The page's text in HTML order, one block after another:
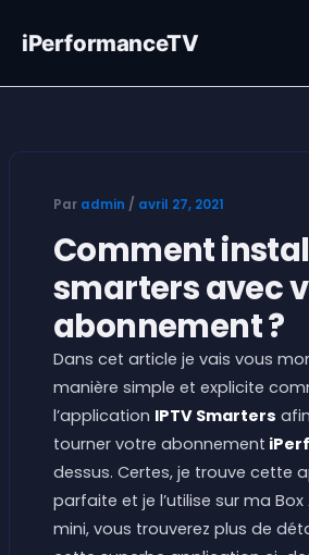
iPerformanceTV
Par admin / avril 27, 2021
Comment
smarters avec
abonnement ?
Dans cet article je vais vous
manière simple et explicite
l’application IPTV Smarters
tourner votre abonnement
dessus. Certes, je trouve cette
parfaite et je l’utilise sur ma Box
mini, vous trouverez plus de